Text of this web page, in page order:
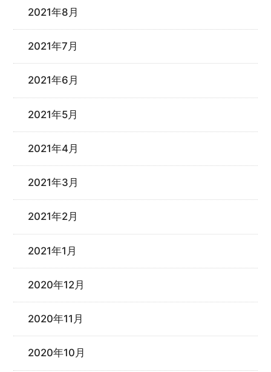
2021年8月
2021年7月
2021年6月
2021年5月
2021年4月
2021年3月
2021年2月
2021年1月
2020年12月
2020年11月
2020年10月